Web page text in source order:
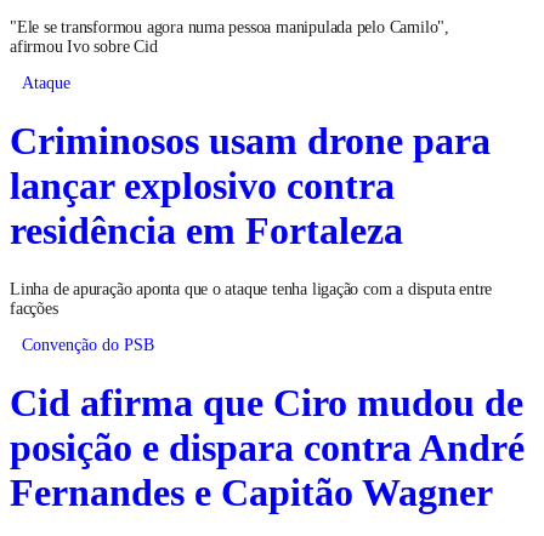
"Ele se transformou agora numa pessoa manipulada pelo Camilo",
afirmou Ivo sobre Cid
Ataque
Criminosos usam drone para
lançar explosivo contra
residência em Fortaleza
Linha de apuração aponta que o ataque tenha ligação com a disputa entre
facções
Convenção do PSB
Cid afirma que Ciro mudou de
posição e dispara contra André
Fernandes e Capitão Wagner